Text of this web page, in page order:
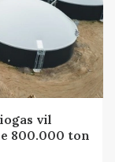
vil
800.000 ton